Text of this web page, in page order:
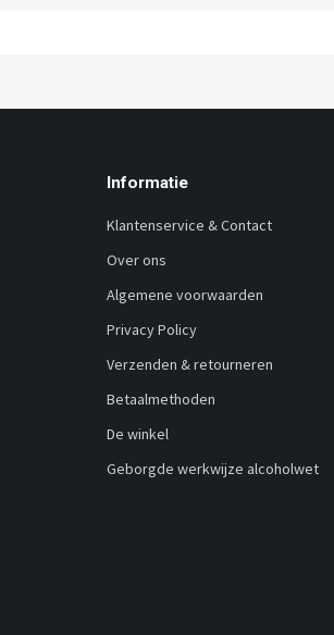
Informatie
Klantenservice & Contact
Over ons
Algemene voorwaarden
Privacy Policy
Verzenden & retourneren
Betaalmethoden
De winkel
Geborgde werkwijze alcoholwet